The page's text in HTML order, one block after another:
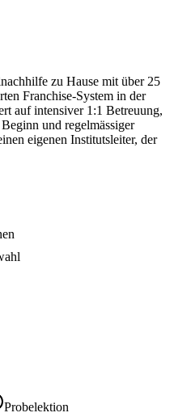
zu Hause mit über 25
Franchise-System in der
auf intensiver 1:1 Betreuung,
und regelmässiger
eigenen Institutsleiter, der
Probelektion